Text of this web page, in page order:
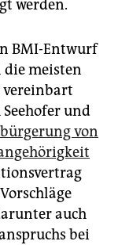
werden.
BMI-Entwurf
meisten
und
von
auch
bei